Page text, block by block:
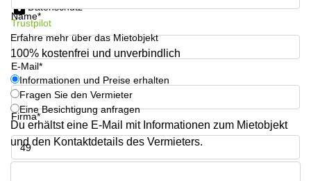
Linz
Name*
E-Mail*
Firma*
Telefon*
Datenschutz
Trustpilot
Erfahre mehr über das Mietobjekt
100% kostenfrei und unverbindlich
Informationen und Preise erhalten
Fragen Sie den Vermieter
Eine Besichtigung anfragen
Du erhältst eine E-Mail mit Informationen zum Mietobjekt
und den Kontaktdetails des Vermieters.